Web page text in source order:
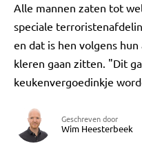
Alle mannen zaten tot
speciale
en dat is hen volgens
kleren gaan zitten. "Dit
keukenvergoedinkje
Geschreven door
Wim Heesterbeek